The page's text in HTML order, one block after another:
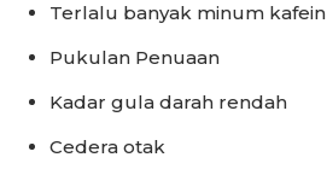
Terlalu banyak minum kafein
Pukulan Penuaan
Kadar gula darah rendah
Cedera otak